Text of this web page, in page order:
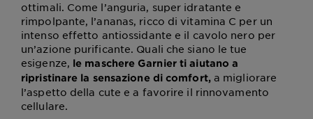
ottimali. Come l’anguria, super idratante e
rimpolpante, l’ananas, ricco di vitamina C per un
intenso effetto antiossidante e il cavolo nero per
un’azione purificante. Quali che siano le tue
esigenze, le maschere Garnier ti aiutano a
ripristinare la sensazione di comfort,a migliorare
l’aspetto della cute e a favorire il rinnovamento
cellulare.